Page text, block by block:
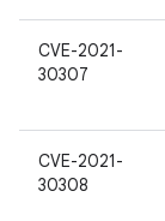
CVE-2021-
30307
CVE-2021-
30308